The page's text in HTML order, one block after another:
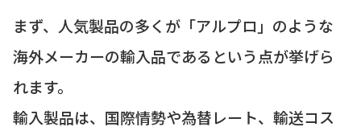
まず、人気製品の多くが「アルプロ」のような
海外メーカーの輸入品であるという点が挙げら
れます。
輸入製品は、国際情勢や為替レート、輸送コス